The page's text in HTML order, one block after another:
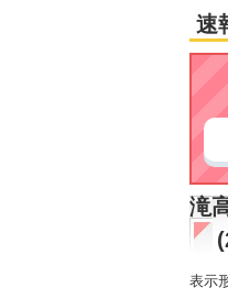
速
滝
表示